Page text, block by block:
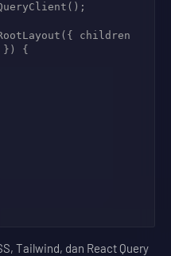
children
}) {
Tailwind, dan React Query